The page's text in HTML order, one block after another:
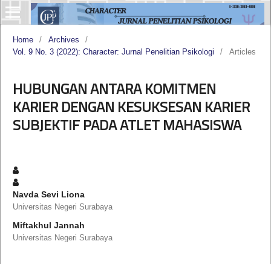
Home / Archives
/
Vol. 9 No. 3 (2022): Character: Jurnal Penelitian Psikologi
/ Articles
HUBUNGAN ANTARA KOMITMEN
KARIER DENGAN KESUKSESAN KARIER
SUBJEKTIF PADA ATLET MAHASISWA
Navda Sevi Liona
Universitas Negeri Surabaya
Miftakhul Jannah
Universitas Negeri Surabaya